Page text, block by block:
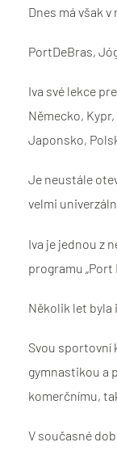
Dnes má však
PortDeBras,
Iva své lekce
Německo,
Japonsko,
Je neustále
velmi
Iva je jednou z
programu „Port
Několik let
Svou sportovní
gymnastikou a
komerčnímu,
V současné